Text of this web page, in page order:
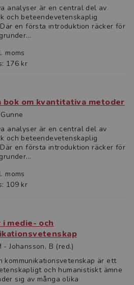
analyser är en central del av
och beteendevetenskaplig
en första introduktion räcker för
moms
176 kr
bok om kvantitativa metoder
analyser är en central del av
och beteendevetenskaplig
en första introduktion räcker för
moms
109 kr
medie- och
- Johansson, B (red.)
kommunikationsvetenskap är ett
och humanistiskt ämne
sig av många olika